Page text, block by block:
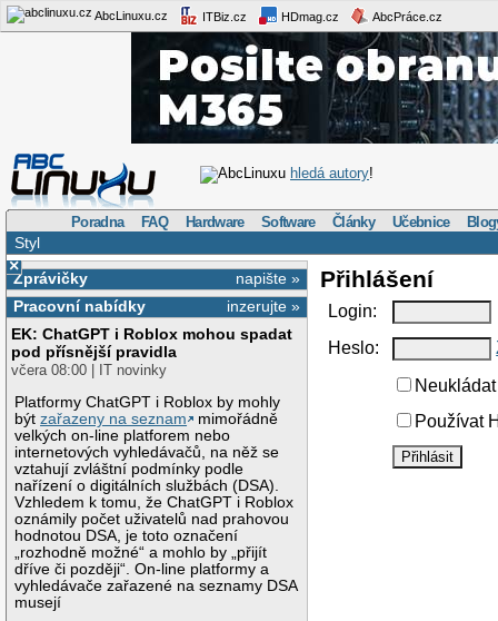
AbcLinuxu.cz ITBiz.cz HDmag.cz AbcPráce.cz
AbcLinuxu hledá autory!
Poradna FAQ Hardware Software Články Učebnice
Styl
×
napište »
Zprávičky
inzerujte »
Pracovní nabídky
EK: ChatGPT i Roblox mohou spadat
pod přísnější pravidla
včera 08:00 | IT novinky
Platformy ChatGPT i Roblox by mohly
býtzařazeny na seznam
mimořádně
velkých on-line platforem nebo
internetových vyhledávačů, na něž se
vztahují zvláštní podmínky podle
nařízení o digitálních službách (DSA).
Vzhledem k tomu, že ChatGPT i Roblox
oznámily počet uživatelů nad prahovou
hodnotou DSA, je toto označení
„rozhodně možné“ a mohlo by „přijít
dříve či později“. On-line platformy a
vyhledávače zařazené na seznamy DSA
musejí
Přihlášení
Login:
Heslo:
Používat